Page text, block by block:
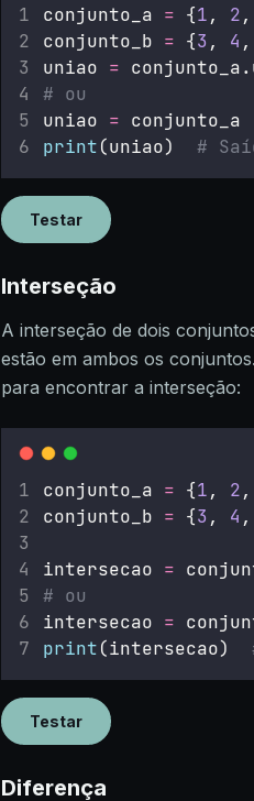
conjunto_a = {1, 2,
conjunto_b = {3, 4 ,
uniao =
# ou
uniao = conjunto_a
print(uniao) #
Testar
Interseção
A interseção de dois
estão em ambos os
para encontrar a interseção:
conjunto_a = {1, 2,
conjunto_b = {3, 4 ,
intersecao =
# ou
intersecao =
print(intersecao)
Testar
Diferença